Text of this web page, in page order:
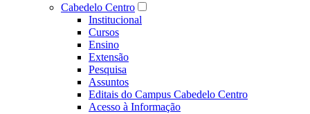
Cabedelo Centro
Institucional
Cursos
Ensino
Extensão
Pesquisa
Assuntos
Editais do Campus Cabedelo Centro
Acesso à Informação